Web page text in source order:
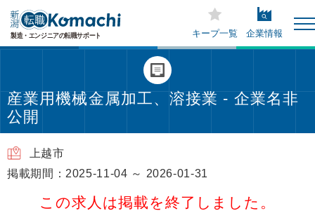
キープ一覧 企業情報
産業用機械金属加工、溶接業 - 企業名非
公開
上越市
掲載期間：2025-11-04 ～ 2026-01-31
この求人は掲載を終了しました。